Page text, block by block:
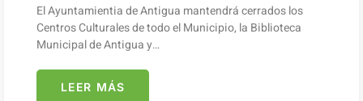
El Ayuntamientia de Antigua mantendrá cerrados los
Centros Culturales de todo el Municipio, la Biblioteca
Municipal de Antigua y…
LEER MÁS